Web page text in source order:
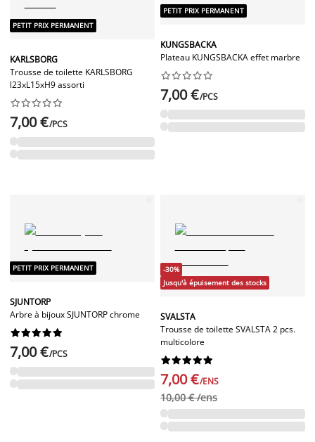
PETIT PRIX PERMANENT
KARLSBORG
Trousse de toilette KARLSBORG
l23xL15xH9 assorti






7,00 €/PCS
PETIT PRIX PERMANENT
KUNGSBACKA
Plateau KUNGSBACKA effet marbre






7,00 €/PCS
PETIT PRIX PERMANENT
SJUNTORP
Arbre à bijoux SJUNTORP chrome






7,00 €/PCS
-30%
Jusqu'à épuisement des stocks
SVALSTA
Trousse de toilette SVALSTA 2 pcs.
multicolore






7,00 €/ENS
10,00 € /ens